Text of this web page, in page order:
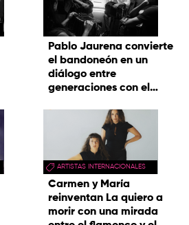
Pablo Jaurena convierte
el bandoneón en un
diálogo entre
generaciones con el
hecho cenizas
ARTISTAS INTERNACIONALES
Carmen y María
reinventan La quiero a
morir con una mirada